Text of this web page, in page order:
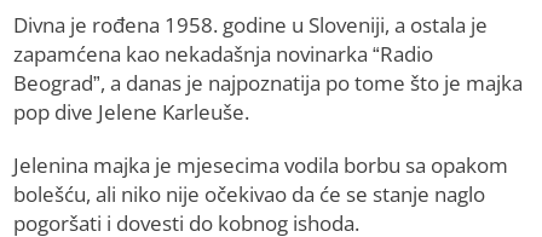
Divna je rođena 1958. godine u Sloveniji, a ostala je
zapamćena kao nekadašnja novinarka “Radio
Beograd”, a danas je najpoznatija po tome što je majka
pop dive Jelene Karleuše.
Jelenina majka je mjesecima vodila borbu sa opakom
bolešću, ali niko nije očekivao da će se stanje naglo
pogoršati i dovesti do kobnog ishoda.